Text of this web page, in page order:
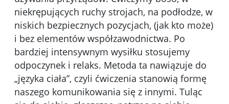
niekrępujących ruchy strojach, na podłodze, w
niskich bezpiecznych pozycjach, (jak kto może)
i bez elementów współzawodnictwa. Po
bardziej intensywnym wysiłku stosujemy
odpoczynek i relaks. Metoda ta nawiązuje do
„języka ciała”, czyli ćwiczenia stanowią formę
naszego komunikowania się z innymi. Tuląc